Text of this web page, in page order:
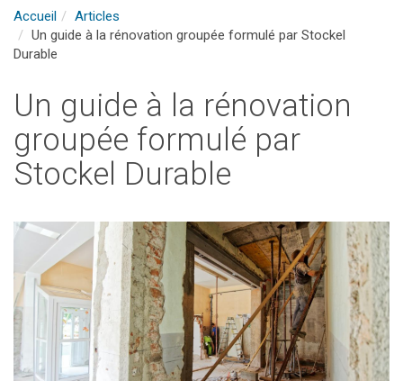
Accueil
Articles
Un guide à la rénovation groupée formulé par Stockel
Durable
Un guide à la rénovation
groupée formulé par
Stockel Durable